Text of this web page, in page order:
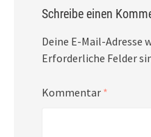
Schreibe einen
Deine E-Mail-
Erforderliche Felder
Kommentar *